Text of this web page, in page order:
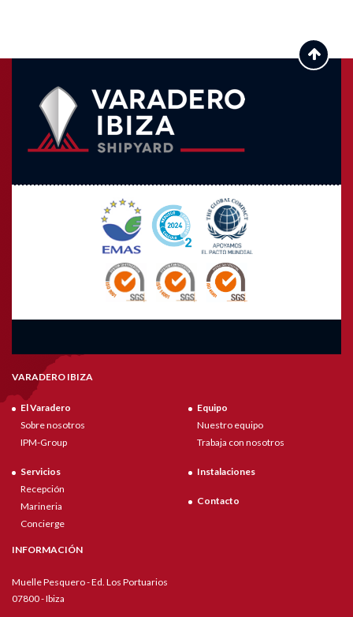
VARADERO IBIZA
El Varadero
Sobre nosotros
IPM-Group
Servicios
Recepción
Marineria
Concierge
Equipo
Nuestro equipo
Trabaja con nosotros
Instalaciones
Contacto
INFORMACIÓN
Muelle Pesquero - Ed. Los Portuarios
07800 - Ibiza